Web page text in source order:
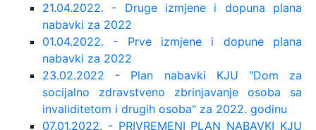
21.04.2022. - Druge izmjene i dopuna plana
nabavki za 2022
01.04.2022. - Prve izmjene i dopune plana
nabavki za 2022
23.02.2022 - Plan nabavki KJU "Dom za
socijalno zdravstveno zbrinjavanje osoba sa
invaliditetom i drugih osoba" za 2022. godinu
07.01.2022. - PRIVREMENI PLAN NABAVKI KJU